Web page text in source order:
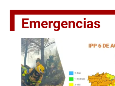
El jefe del Ejecutivo
Emergencias